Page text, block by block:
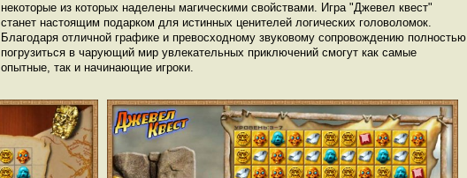
некоторые из которых наделены магическими свойствами. Игра "Джевел квест"
станет настоящим подарком для истинных ценителей логических головоломок.
Благодаря отличной графике и превосходному звуковому сопровождению полностью
погрузиться в чарующий мир увлекательных приключений смогут как самые
опытные, так и начинающие игроки.